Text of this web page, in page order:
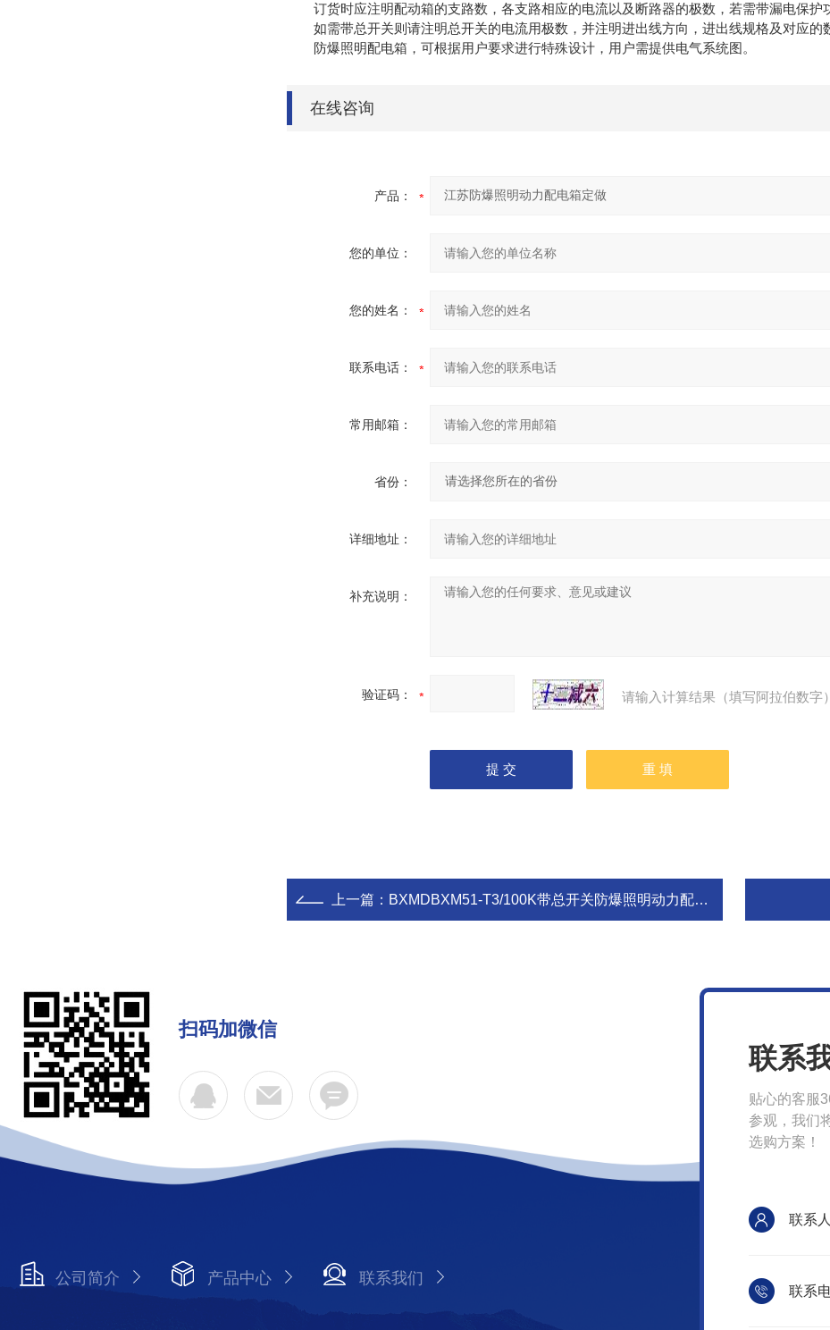
订货时应注明配动箱的支路数，各支路相应的电流以及断路器的极数，若需带漏电保护
如需带总开关则请注明总开关的电流用极数，并注明进出线方向，进出线规格及对应的
防爆照明配电箱，可根据用户要求进行特殊设计，用户需提供电气系统图。
在线咨询
产品：
您的单位：
您的姓名：
联系电话：
常用邮箱：
省份：
详细地址：
补充说明：
验证码： 请输入计算结果（填写阿拉伯数字
上一篇： BXMDBXM51-T3/100K带总开关防爆照明动力配电箱
扫码加微信
公司简介 产品中心 联系我们
联系
贴心的客服
参观，我们
选购方案！
联系
联系